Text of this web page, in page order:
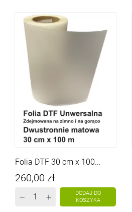
Folia DTF 30 cm x 100...
Cena
260,00 zł
– +
DODAJ DO
KOSZYKA